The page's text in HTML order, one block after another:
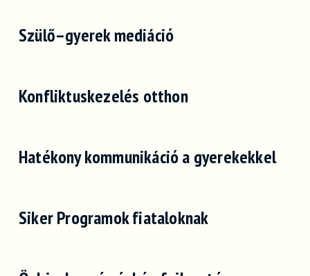
Szülő–gyerek mediáció
Konfliktuskezelés otthon
Hatékony kommunikáció a gyerekekkel
Siker Programok fiataloknak